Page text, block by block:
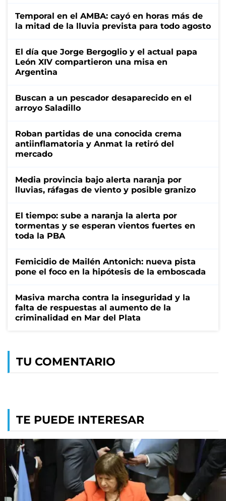
Temporal en el AMBA: cayó en horas más de
la mitad de la lluvia prevista para todo agosto
El día que Jorge Bergoglio y el actual papa
León XIV compartieron una misa en
Argentina
Buscan a un pescador desaparecido en el
arroyo Saladillo
Roban partidas de una conocida crema
antiinflamatoria y Anmat la retiró del
mercado
Media provincia bajo alerta naranja por
lluvias, ráfagas de viento y posible granizo
El tiempo: sube a naranja la alerta por
tormentas y se esperan vientos fuertes en
toda la PBA
Femicidio de Mailén Antonich: nueva pista
pone el foco en la hipótesis de la emboscada
Masiva marcha contra la inseguridad y la
falta de respuestas al aumento de la
criminalidad en Mar del Plata
TU COMENTARIO
TE PUEDE INTERESAR